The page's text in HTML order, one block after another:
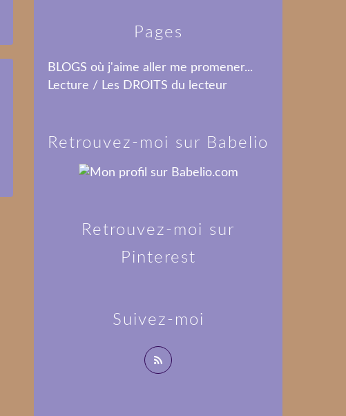
Pages
BLOGS où j'aime aller me promener...
Lecture / Les DROITS du lecteur
Suivez-moi
Retrouvez-moi sur Babelio
Retrouvez-moi sur
Pinterest